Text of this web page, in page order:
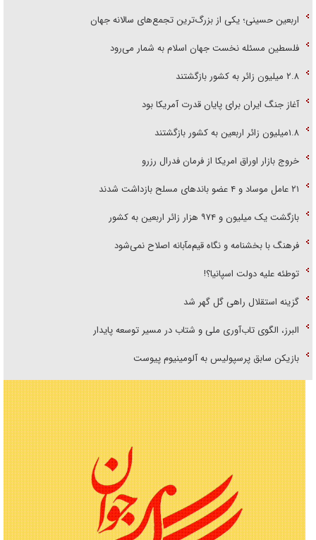
اربعین حسینی؛ یکی از بزرگ‌ترین تجمع‌های سالانه جهان
فلسطین مسئله نخست جهان اسلام به شمار می‌رود
۲.۸ میلیون زائر به کشور بازگشتند
آغاز جنگ ایران برای پایان قدرت آمریکا بود
۱.۸میلیون زائر اربعین به کشور بازگشتند
خروج بازار اوراق امریکا از فرمان فدرال رزرو
۲۱ عامل موساد و ۴ عضو باند‌های مسلح بازداشت شدند
بازگشت یک میلیون و ۹۷۴ هزار زائر اربعین به کشور
فرهنگ با بخشنامه و نگاه قیم‌مآبانه اصلاح نمی‌شود
توطئه علیه دولت اسپانیا؟!
گزینه استقلال راهی گل گهر شد
البرز، الگوی تاب‌آوری ملی و شتاب در مسیر توسعه پایدار
بازیکن سابق پرسپولیس به آلومینیوم پیوست